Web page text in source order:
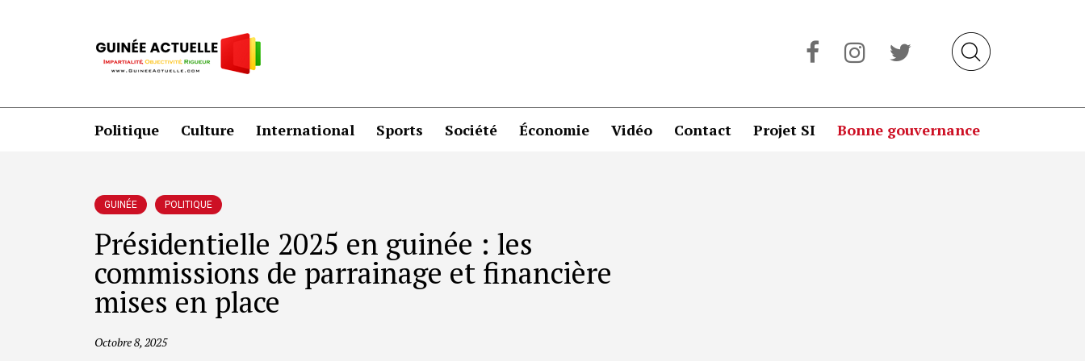
Politique Culture International Sports Société Économie Vidéo Contact Projet SI Bonne gouvernance
GUINÉE POLITIQUE
Présidentielle 2025 en guinée : les
commissions de parrainage et financière
mises en place
Octobre 8, 2025